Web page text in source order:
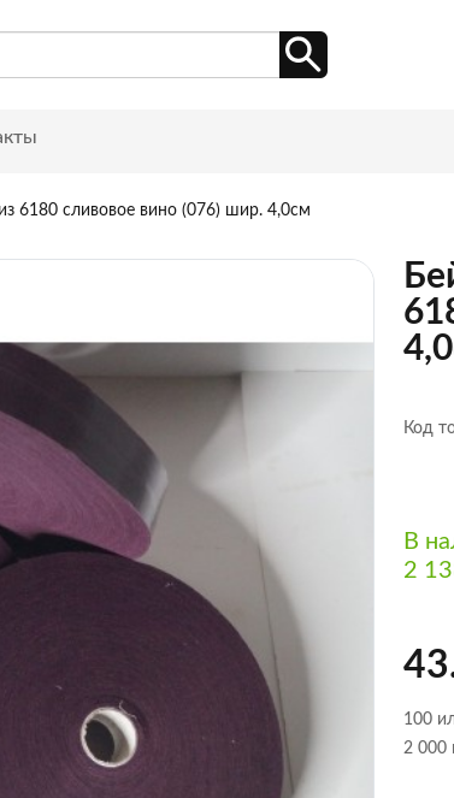
6180 сливовое вино (076) шир. 4,0см
Код
В
2
100
2 000